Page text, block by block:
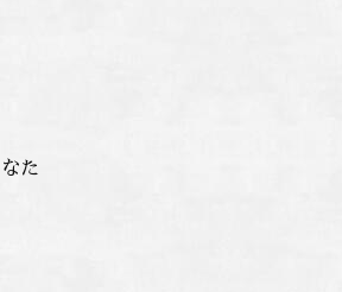
た